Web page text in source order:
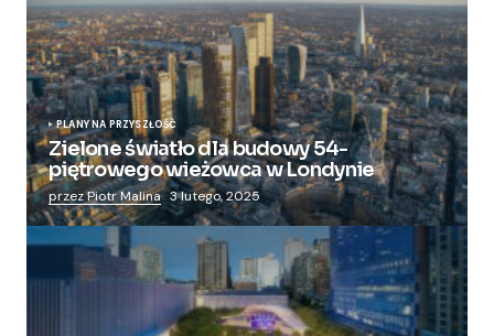
PLANY NA PRZYSZŁOŚĆ
Zielone światło dla budowy 54-
piętrowego wieżowca w Londynie
przez Piotr Malina 3 lutego, 2025